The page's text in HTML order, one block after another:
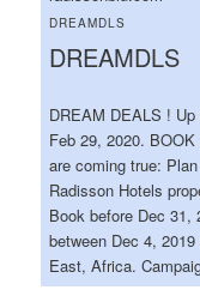
DREAMDLS
DREAMDLS
DREAM DEALS !
Feb 29, 2020.
are coming true:
Radisson Hotels
Book before Dec
between Dec 4,
East, Africa.